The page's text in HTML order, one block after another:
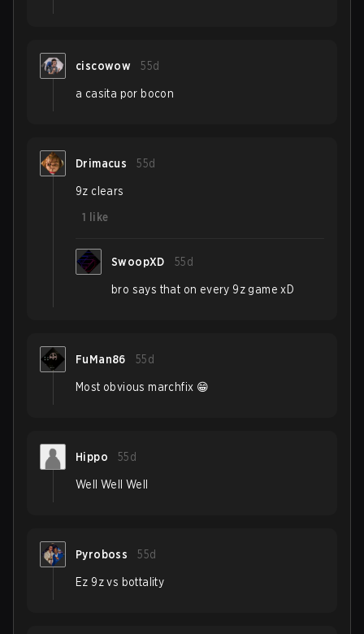
ciscowow 55d
a casita por bocon
Drimacus 55d
9z clears
1
like
SwoopXD 55d
bro says that on every 9z game xD
FuMan86 55d
Most obvious marchfix 😁
Hippo 55d
Well Well Well
Pyroboss 55d
Ez 9z vs bottality